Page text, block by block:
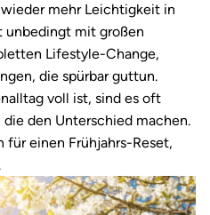
mehr Leichtigkeit in
unbedingt mit großen
Lifestyle-Change,
die spürbar guttun.
voll ist, sind es oft
den Unterschied machen.
für einen Frühjahrs-Reset,